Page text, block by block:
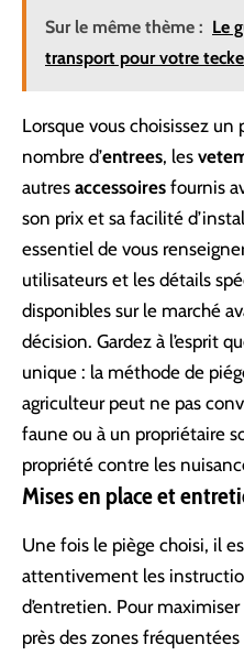
Sur le même thème : Le
transport pour votre
Lorsque vous choisissez
nombre d’entrees, les
autres accessoires fournis
son prix et sa facilité
essentiel de vous
utilisateurs et les détails
disponibles sur le marché
décision. Gardez à l’esprit
unique : la méthode de
agriculteur peut ne pas
faune ou à un propriétaire
propriété contre les
Mises en place et
Une fois le piège choisi, il
attentivement les
d’entretien. Pour
près des zones